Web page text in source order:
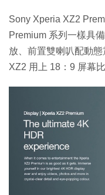
Sony Xperia XZ2
Premium 系列一樣具
放、前置雙喇叭配動
XZ2 用上 18：9 屏幕比